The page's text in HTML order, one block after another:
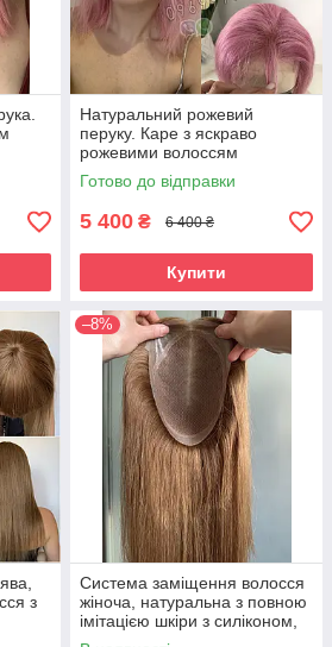
Натуральний рожевий
перуку. Каре з яскраво
рожевими волоссям
Готово до відправки
5 400 ₴ 6 400 ₴
Купити
з
–8%
Система заміщення волосся
жіноча, натуральна з повною
імітацією шкіри з силіконом,
русе пряме волосся